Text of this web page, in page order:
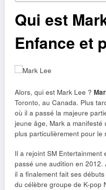
Qui est
Enfance et
Alors, qui est Mark Lee ?
Toronto, au Canada. Plus
où il a passé la majeure
jeune âge, Mark a
plus particulièrement pour le
Il a rejoint SM
passé une audition en
il a finalement fait ses
du célèbre groupe de K-pop